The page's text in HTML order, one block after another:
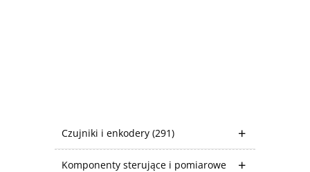
Czujniki i enkodery (291)
Komponenty sterujące i pomiarowe